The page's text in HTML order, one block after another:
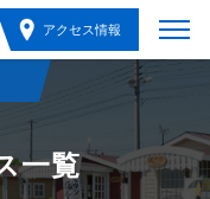
アクセス情報
一覧